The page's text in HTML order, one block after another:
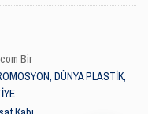
Bir
DÜNYA PLASTİK,